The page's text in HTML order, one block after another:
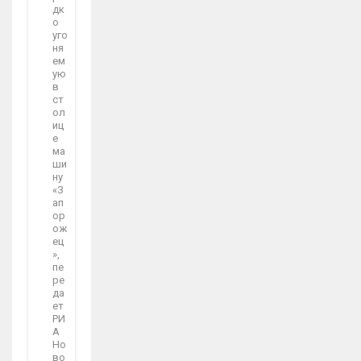
дк
о
уго
ня
ем
ую
в
ст
ол
иц
е
ма
ши
ну
«З
ап
ор
ож
ец
»,
пе
ре
да
ет
РИ
А
Но
во